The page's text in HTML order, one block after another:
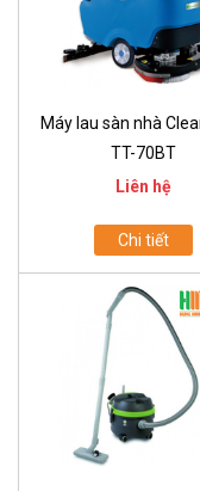
Máy lau sàn nhà
TT-70BT
Liên hệ
Chi tiết